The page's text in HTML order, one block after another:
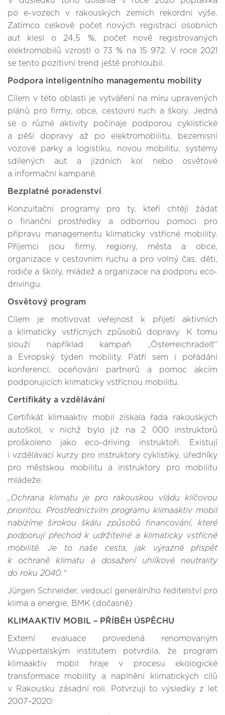
po e-vozech v rakouských zemích rekordní výše.
Zatímco celkově počet nových registrací osobních
aut klesl o 24,5 %, počet nově registrovaných
elektromobilů vzrostl o 73 % na 15 972. V roce 2021
se tento pozitivní trend ještě prohloubil.
Podpora inteligentního managementu mobility
Cílem v této oblasti je vytváření na míru upravených
plánů pro firmy, obce, cestovní ruch a školy. Jedná
se o různé aktivity počínaje podporou cyklistické
a pěší dopravy až po elektromobilitu, bezemisní
vozové parky a logistiku, novou mobilitu, systémy
sdílených aut a jízdních kol nebo osvětové
a informační kampaně.
Bezplatné poradenství
Konzultační programy pro ty, kteří chtějí žádat
o finanční prostředky a odbornou pomoci pro
přípravu managementu klimaticky vstřícné mobility.
Příjemci jsou firmy, regiony, města a obce,
organizace v cestovním ruchu a pro volný čas, děti,
rodiče a školy, mládež a organizace na podporu eco-
drivingu.
Osvětový program
Cílem je motivovat veřejnost k přijetí aktivních
a klimaticky vstřícných způsobů dopravy. K tomu
slouží například kampaň „Österreichradelt“
a Evropský týden mobility. Patří sem i pořádání
konferencí, oceňování partnerů a pomoc akcím
podporujících klimaticky vstřícnou mobilitu.
Certifikáty a vzdělávání
Certifikát klimaaktiv mobil získala řada rakouských
autoškol, v nichž bylo již na 2 000 instruktorů
proškoleno jako eco-driving instruktoři. Existují
i vzdělávací kurzy pro instruktory cyklistiky, úředníky
pro městskou mobilitu a instruktory pro mobilitu
mládeže.
„Ochrana klimatu je pro rakouskou vládu klíčovou
prioritou. Prostřednictvím programu klimaaktiv mobil
nabízíme širokou škálu způsobů financování, které
podporují přechod k udržitelné a klimaticky vstřícné
mobilitě. Je to naše cesta, jak výrazně přispět
k ochraně klimatu a dosažení uhlíkové neutrality
do roku 2040.“
Jürgen Schneider, vedoucí generálního ředitelství pro
klima a energie, BMK (dočasně)
KLIMAAKTIV MOBIL – PŘÍBĚH ÚSPĚCHU
Externí evaluace provedená renomovaným
Wuppertalským institutem potvrdila, že program
klimaaktiv mobil hraje v procesu ekologické
transformace mobility a naplnění klimatických cílů
v Rakousku zásadní roli. Potvrzují to výsledky z let
2007–2020: